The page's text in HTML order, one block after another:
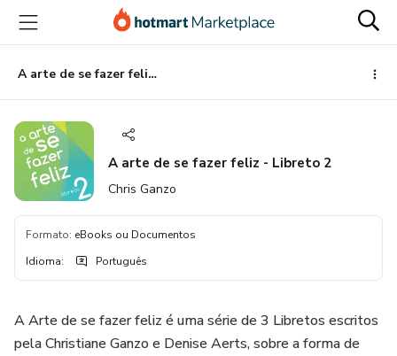
para
conteúdo
principal
para
pagamento
para
rodapé
A arte de se fazer feliz - Libreto 2
A arte de se fazer feliz - Libreto 2
Chris Ganzo
Formato: eBooks ou Documentos
Idioma: Português
A Arte de se fazer feliz é uma série de 3 Libretos escritos
pela Christiane Ganzo e Denise Aerts, sobre a forma de